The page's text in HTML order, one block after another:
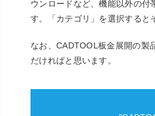
ウンロードなど、機能以外の
す。「カテゴリ」を選択すると
なお、CADTOOL板金展開の製
だければと思います。